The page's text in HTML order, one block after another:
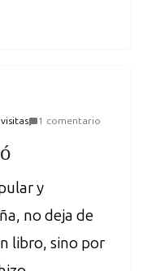
1 comentario
y
no deja de
libro, sino por